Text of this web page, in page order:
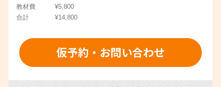
教材費 ¥5,800
合計 ¥14,800
仮予約・お問い合わせ